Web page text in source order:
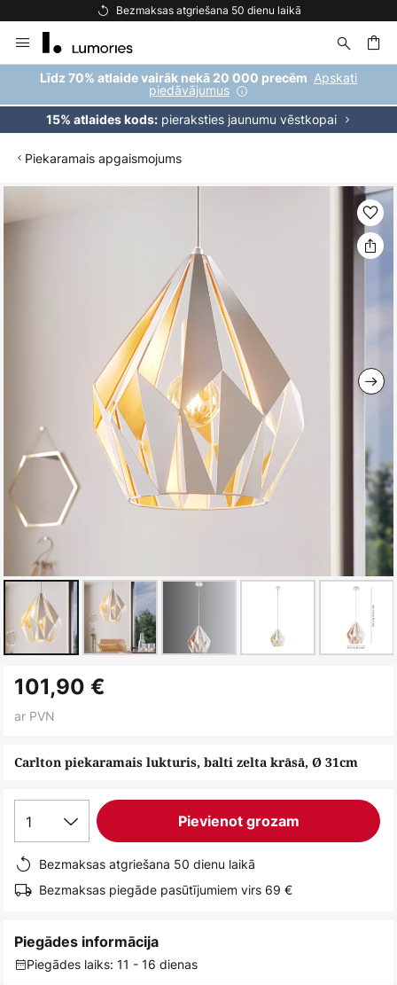
Bezmaksas atgriešana 50 dienu laikā
to
Content
Līdz 70% atlaide vairāk nekā 20 000 precēm Apskati
piedāvājumus
15% atlaides kods:pieraksties jaunumu vēstkopai
Piekaramais apgaismojums
uz
uz
galerijas
Carlton piekaramais lukturis, balti zelta krāsā, Ø 31cm
101,90 €
ar PVN
1 Pievienot grozam
Bezmaksas atgriešana 50 dienu laikā
Bezmaksas piegāde pasūtījumiem virs 69 €
Piegādes informācija
Piegādes laiks: 11 - 16 dienas